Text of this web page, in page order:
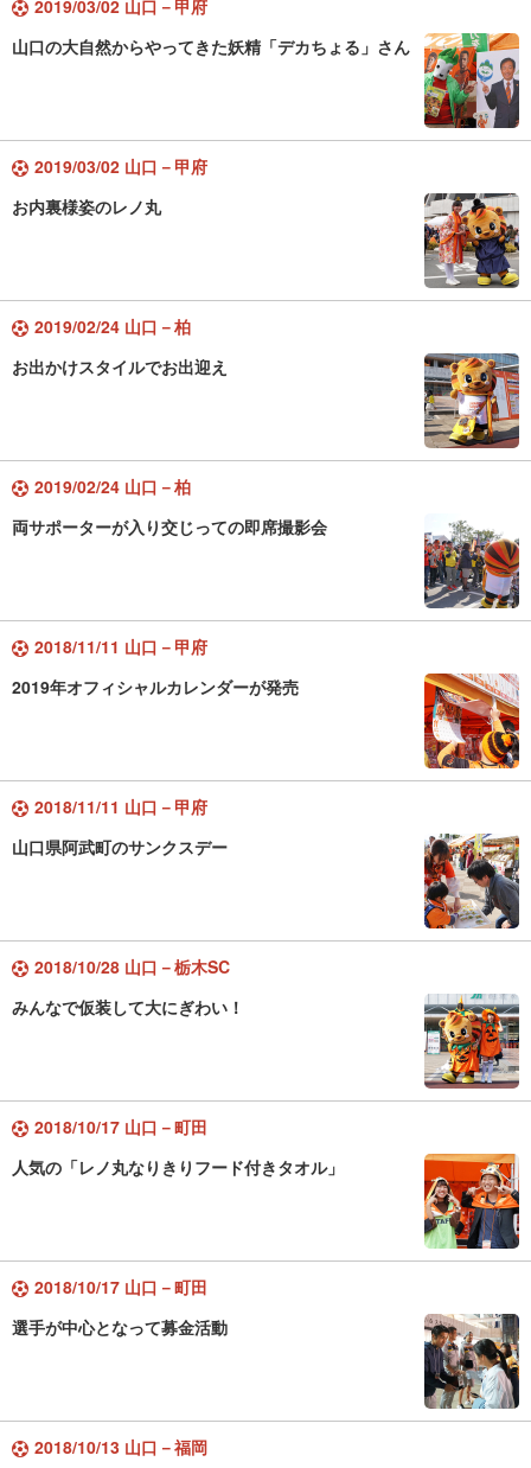
2019/03/02 山口－甲府
山口の大自然からやってきた妖精「デカちょる」さん
2019/03/02 山口－甲府
お内裏様姿のレノ丸
2019/02/24 山口－柏
お出かけスタイルでお出迎え
2019/02/24 山口－柏
両サポーターが入り交じっての即席撮影会
2018/11/11 山口－甲府
2019年オフィシャルカレンダーが発売
2018/11/11 山口－甲府
山口県阿武町のサンクスデー
2018/10/28 山口－栃木SC
みんなで仮装して大にぎわい！
2018/10/17 山口－町田
人気の「レノ丸なりきりフード付きタオル」
2018/10/17 山口－町田
選手が中心となって募金活動
2018/10/13 山口－福岡